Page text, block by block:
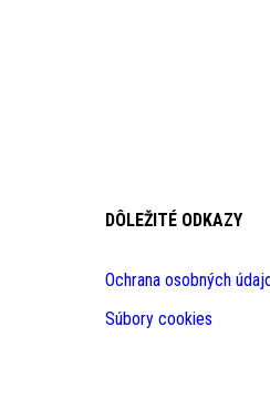
DÔLEŽITÉ ODKAZY​
Ochrana osobných
Súbory cookies